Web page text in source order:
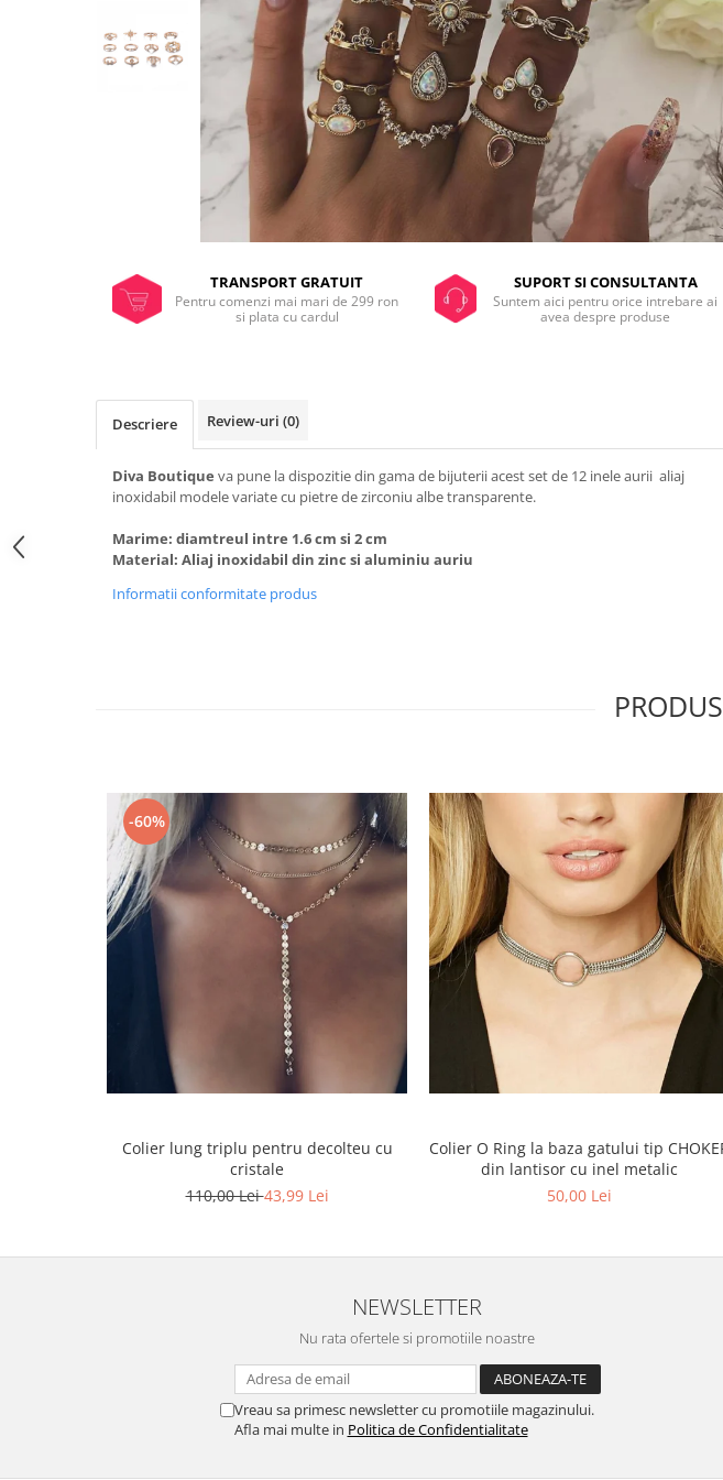
TRANSPORT GRATUIT
Pentru comenzi mai mari de 299 ron
si plata cu cardul
SUPORT SI CONSULTANTA
Suntem aici pentru orice intrebare ai
avea despre produse
Descriere Review-uri (0)
Diva Boutique va pune la dispozitie din gama de bijuterii acest set de 12 inele aurii aliaj
inoxidabil modele variate cu pietre de zirconiu albe transparente.
Marime: diamtreul intre 1.6 cm si 2 cm
Material: Aliaj inoxidabil din zinc si aluminiu auriu
Informatii conformitate produs
-60%
Colier lung triplu pentru decolteu cu
cristale
110,00 Lei43,99 Lei
Colier O Ring la baza gatului tip
din lantisor cu inel metalic
50,00 Lei
NEWSLETTER
Nu rata ofertele si promotiile noastre
Vreau sa primesc newsletter cu promotiile magazinului.
Afla mai multe in Politica de Confidentialitate